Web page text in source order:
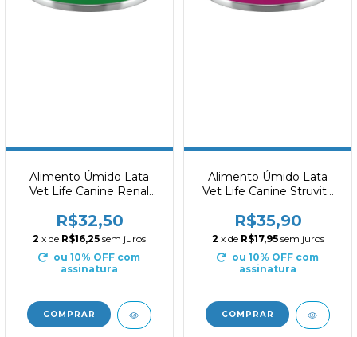
Alimento Úmido Lata
Vet Life Canine Renal
R$32,50
2 x de R$16,25 sem juros
ou 10% OFF com
assinatura
Alimento Úmido Lata
Vet Life Canine Struvite
R$35,90
2 x de R$17,95 sem juros
ou 10% OFF com
assinatura